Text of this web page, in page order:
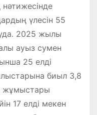
үлесін 55
2025 жылы
ауыз сумен
25 елді
биыл 3,8
жұмыстары
17 елді мекен